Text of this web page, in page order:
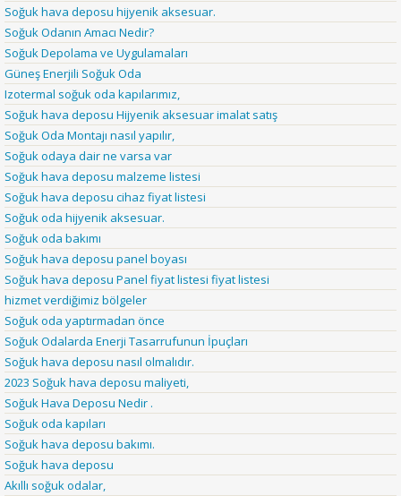
Soğuk hava deposu hijyenik aksesuar.
Soğuk Odanın Amacı Nedir?
Soğuk Depolama ve Uygulamaları
Güneş Enerjili Soğuk Oda
Izotermal soğuk oda kapılarımız,
Soğuk hava deposu Hijyenik aksesuar imalat satış
Soğuk Oda Montajı nasıl yapılır,
Soğuk odaya dair ne varsa var
Soğuk hava deposu malzeme listesi
Soğuk hava deposu cihaz fiyat listesi
Soğuk oda hijyenik aksesuar.
Soğuk oda bakımı
Soğuk hava deposu panel boyası
Soğuk hava deposu Panel fiyat listesi fiyat listesi
hizmet verdiğimiz bölgeler
Soğuk oda yaptırmadan önce
Soğuk Odalarda Enerji Tasarrufunun İpuçları
Soğuk hava deposu nasıl olmalıdır.
2023 Soğuk hava deposu maliyeti,
Soğuk Hava Deposu Nedir .
Soğuk oda kapıları
Soğuk hava deposu bakımı.
Soğuk hava deposu
Akıllı soğuk odalar,